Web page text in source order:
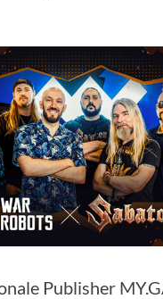
Publisher